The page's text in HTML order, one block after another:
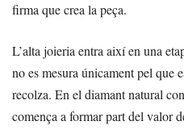
firma que crea la peça.
L’alta joieria entra així en una
no es mesura únicament pel que
recolza. En el diamant natural
comença a formar part del valor